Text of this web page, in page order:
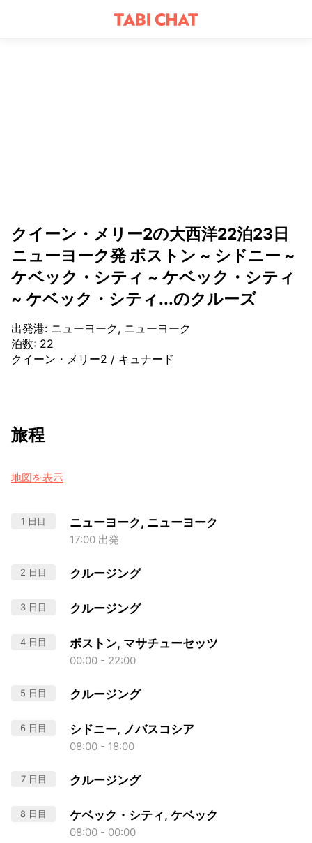
クイーン・メリー2の大西洋22泊23日
ニューヨーク発 ボストン ~ シドニー ~
ケベック・シティ ~ ケベック・シティ
~ ケベック・シティ...のクルーズ
出発港: ニューヨーク, ニューヨーク
泊数: 22
クイーン・メリー2 / キュナード
旅程
地図を表示
1 日目 ニューヨーク, ニューヨーク
17:00 出発
2 日目 クルージング
3 日目 クルージング
4 日目 ボストン, マサチューセッツ
00:00 - 22:00
5 日目 クルージング
6 日目 シドニー, ノバスコシア
08:00 - 18:00
7 日目 クルージング
8 日目 ケベック・シティ, ケベック
08:00 - 00:00